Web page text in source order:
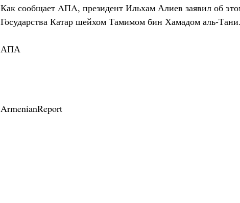
Как сообщает AПA, президент Ильхам Алиев заявил об
Государства Катар шейхом Тамимом бин Хамадом аль-Тани.
АПА
ArmenianReport